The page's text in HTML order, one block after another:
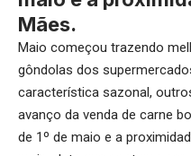
Mães.
Maio começou trazendo
gôndolas dos
característica sazonal,
avanço da venda de carne
de 1º de maio e a